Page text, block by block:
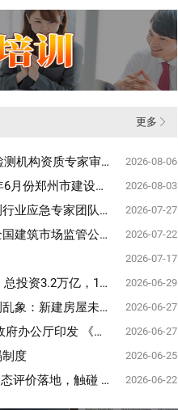
更多
2026-08-06
质专家审查意见的公示
2026-08-03
主要材料价格信息的通知
2026-07-27
急专家团队的通知
2026-07-22
平台项目业绩信息管理的通知
2026-07-17
2026-06-29
1418个项目（完整清单）
2026-06-27
未经检测不得投入使用
2026-06-27
市高质量发展的实施方案》
2026-06-25
度
2026-06-22
红线直接判 C 级、资质难保